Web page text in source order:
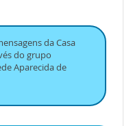
da Casa
do grupo
Aparecida de